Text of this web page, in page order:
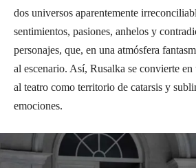
dos universos aparentemente
sentimientos, pasiones, anhelos y
personajes, que, en una atmósfera
al escenario. Así, Rusalka se convierte
al teatro como territorio de catarsis y
emociones.